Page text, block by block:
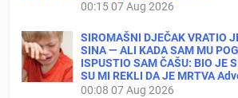
00:1507 Aug 2026
SIROMAŠNI DJEČAK VRATIO
SINA — ALI KADA SAM MU
ISPUSTIO SAM ČAŠU: BIO JE
SU MI REKLI DA JE MRTVA
00:08 07 Aug 2026